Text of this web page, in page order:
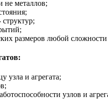
не металлов;
размеров любой сложности
узла и агрегата;
узлов и